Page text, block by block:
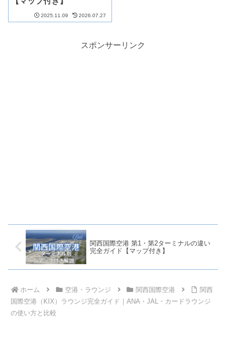
2025.11.09 2026.07.27
スポンサーリンク
関西国際空港 第1・第2ターミナルの違い
完全ガイド【マップ付き】
ホーム 空港・ラウンジ 関西国際空港
関西
国際空港（KIX）ラウンジ完全ガイド｜ANA・JAL・カードラウンジ
の使い方と比較